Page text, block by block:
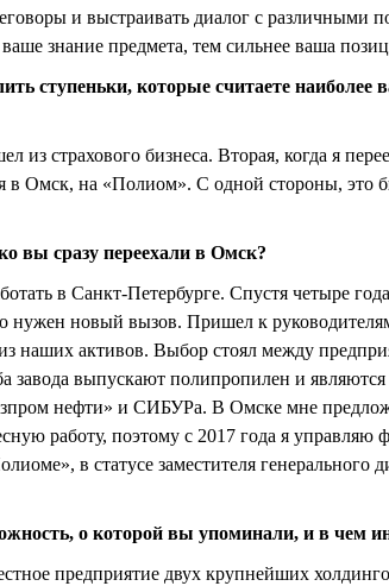
и выстраивать диалог с различными
знание предмета, тем сильнее ваша
ступеньки, которые считаете
из страхового бизнеса. Вторая, когда я
в Омск, на «Полиом». С одной стороны, это
вы сразу переехали в Омск?
в Санкт-Петербурге. Спустя четыре
нужен новый вызов. Пришел к
наших активов. Выбор стоял между
завода выпускают полипропилен и
нефти» и СИБУРа. В Омске мне
работу, поэтому с 2017 года я управляю
в статусе заместителя генерального
о которой вы упоминали, и в чем
предприятие двух крупнейших